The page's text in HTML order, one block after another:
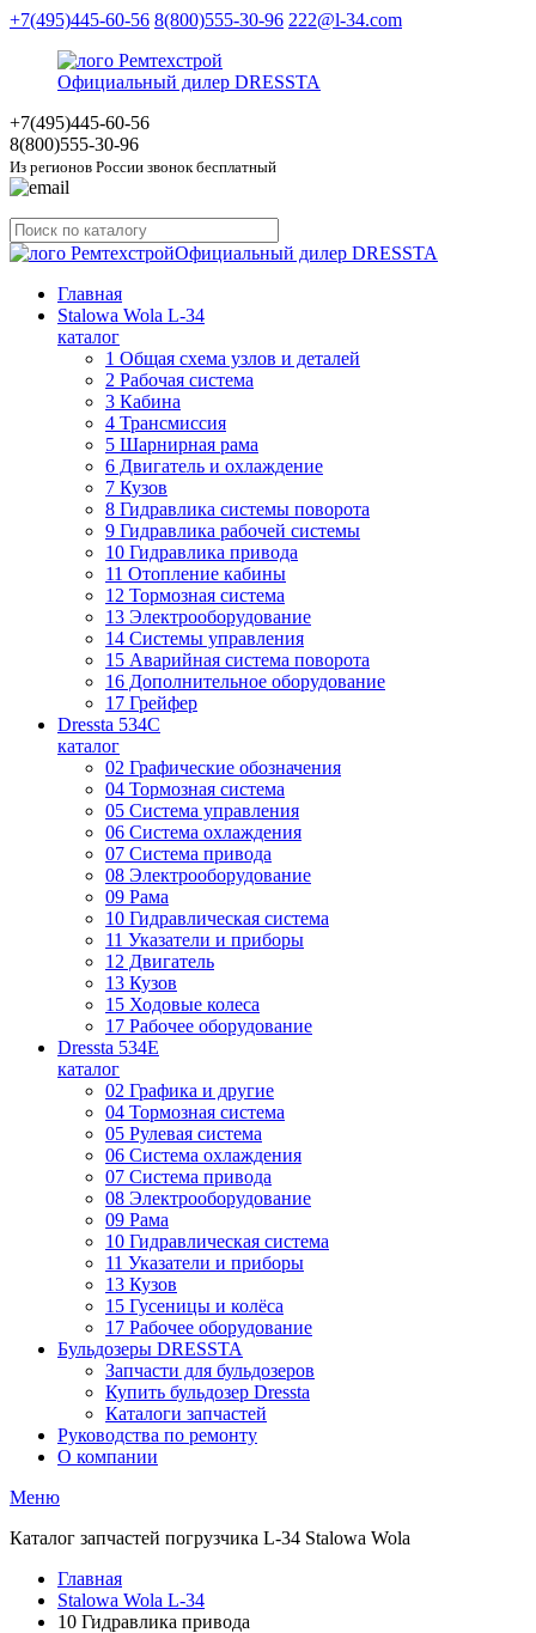
+7(495)445-60-56 8(800)555-30-96 222@l-34.com
Официальный дилер DRESSTA
+7(495)445-60-56
8(800)555-30-96
Из регионов России звонок бесплатный
Официальный дилер DRESSTA
Главная
Stalowa Wola L-34
каталог
1 Общая схема узлов и деталей
2 Рабочая система
3 Кабина
4 Трансмиссия
5 Шарнирная рама
6 Двигатель и охлаждение
7 Кузов
8 Гидравлика системы поворота
9 Гидравлика рабочей системы
10 Гидравлика привода
11 Отопление кабины
12 Тормозная система
13 Электрооборудование
14 Системы управления
15 Аварийная система поворота
16 Дополнительное оборудование
17 Грейфер
Dressta 534C
каталог
02 Графические обозначения
04 Тормозная система
05 Система управления
06 Система охлаждения
07 Система привода
08 Электрооборудование
09 Рама
10 Гидравлическая система
11 Указатели и приборы
12 Двигатель
13 Кузов
15 Ходовые колеса
17 Рабочее оборудование
Dressta 534E
каталог
02 Графика и другие
04 Тормозная система
05 Рулевая система
06 Система охлаждения
07 Система привода
08 Электрооборудование
09 Рама
10 Гидравлическая система
11 Указатели и приборы
13 Кузов
15 Гусеницы и колёса
17 Рабочее оборудование
Бульдозеры DRESSTA
Запчасти для бульдозеров
Купить бульдозер Dressta
Каталоги запчастей
Руководства по ремонту
О компании
Меню
Каталог запчастей погрузчика L-34 Stalowa Wola
Главная
Stalowa Wola L-34
10 Гидравлика привода